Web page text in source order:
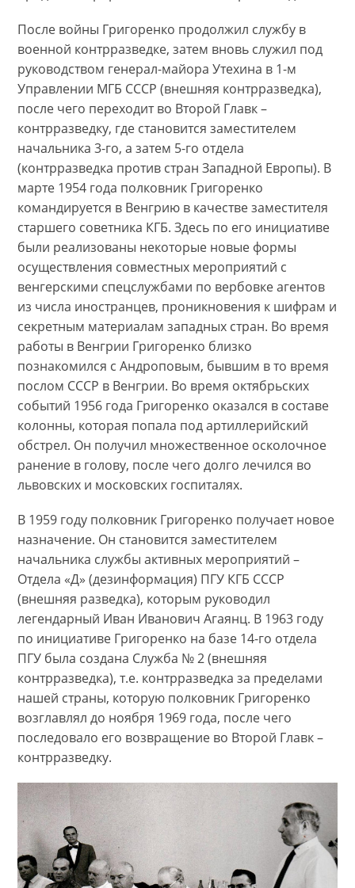
После войны Григоренко продолжил службу в
военной контрразведке, затем вновь служил под
руководством генерал-майора Утехина в 1-м
Управлении МГБ СССР (внешняя контрразведка),
после чего переходит во Второй Главк –
контрразведку, где становится заместителем
начальника 3-го, а затем 5-го отдела
(контрразведка против стран Западной Европы). В
марте 1954 года полковник Григоренко
командируется в Венгрию в качестве заместителя
старшего советника КГБ. Здесь по его инициативе
были реализованы некоторые новые формы
осуществления совместных мероприятий с
венгерскими спецслужбами по вербовке агентов
из числа иностранцев, проникновения к шифрам и
секретным материалам западных стран. Во время
работы в Венгрии Григоренко близко
познакомился с Андроповым, бывшим в то время
послом СССР в Венгрии. Во время октябрьских
событий 1956 года Григоренко оказался в составе
колонны, которая попала под артиллерийский
обстрел. Он получил множественное осколочное
ранение в голову, после чего долго лечился во
львовских и московских госпиталях.
В 1959 году полковник Григоренко получает новое
назначение. Он становится заместителем
начальника службы активных мероприятий –
Отдела «Д» (дезинформация) ПГУ КГБ СССР
(внешняя разведка), которым руководил
легендарный Иван Иванович Агаянц. В 1963 году
по инициативе Григоренко на базе 14-го отдела
ПГУ была создана Служба № 2 (внешняя
контрразведка), т.е. контрразведка за пределами
нашей страны, которую полковник Григоренко
возглавлял до ноября 1969 года, после чего
последовало его возвращение во Второй Главк –
контрразведку.